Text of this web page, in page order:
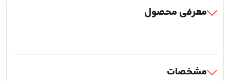
535
معرفی محصول
مشخصات